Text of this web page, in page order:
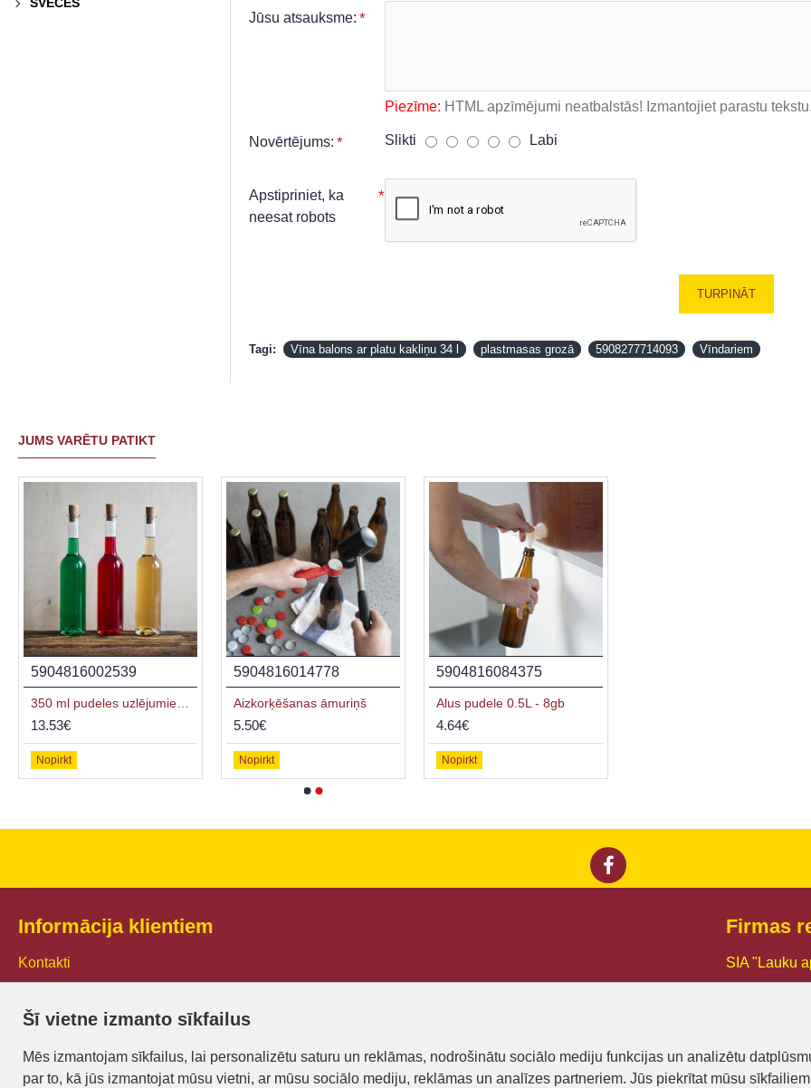
Jūsu atsauksme:
Piezīme: HTML apzīmējumi neatbalstās! Izmantojiet parastu
Novērtējums: Slikti Labi
Apstipriniet, ka
neesat robots
TURPINĀT
Tagi: Vīna balons ar platu kakliņu 34 l plastmasas grozā 5908277714093 Vīndariem
JUMS VARĒTU PATIKT
5904816002539
13.53€
Nopirkt
5904816014778
Aizkorķēšanas āmuriņš
5.50€
Nopirkt
5904816084375
Alus pudele 0.5L - 8gb
4.64€
Nopirkt
Informācija klientiem
Kontakti
Preču iegādes nosacījumi
Privātuma politika
Firmas
SIA "Lauku
Dzirnavu
Šī vietne izmanto sīkfailus
Mēs izmantojam sīkfailus, lai personalizētu saturu un reklāmas, nodrošinātu sociālo mediju funkcijas un analizētu
par to, kā jūs izmantojat mūsu vietni, ar mūsu sociālo mediju, reklāmas un analīzes partneriem. Jūs piekrītat mūsu